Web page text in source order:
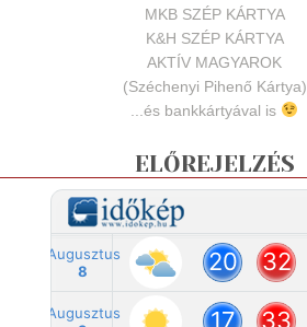
MKB SZÉP KÁRTYA
K&H SZÉP KÁRTYA
AKTÍV MAGYAROK
(Széchenyi Pihenő Kártya)
...és bankkártyával is
ELŐREJELZÉS